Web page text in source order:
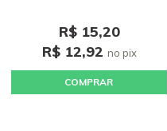
R$ 15,20
R$ 12,92 no pix
COMPRAR